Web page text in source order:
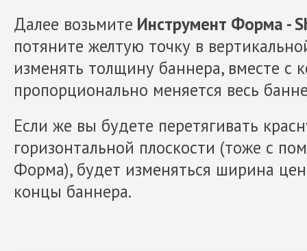
Далее возьмите Инструмент Форма -
потяните желтую точку в
изменять толщину баннера, вместе с
пропорционально меняется весь
Если же вы будете перетягивать
горизонтальной плоскости (тоже с
Форма), будет изменяться ширина
концы баннера.